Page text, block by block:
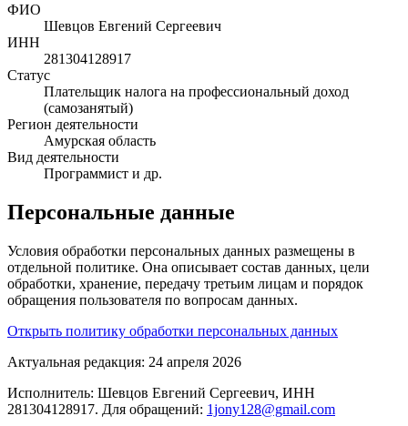
ФИО
Шевцов Евгений Сергеевич
ИНН
281304128917
Статус
Плательщик налога на профессиональный доход
(самозанятый)
Регион деятельности
Амурская область
Вид деятельности
Программист и др.
Персональные данные
Условия обработки персональных данных размещены в
отдельной политике. Она описывает состав данных, цели
обработки, хранение, передачу третьим лицам и порядок
обращения пользователя по вопросам данных.
Открыть политику обработки персональных данных
Актуальная редакция: 24 апреля 2026
Исполнитель: Шевцов Евгений Сергеевич, ИНН
281304128917. Для обращений: 1jony128@gmail.com